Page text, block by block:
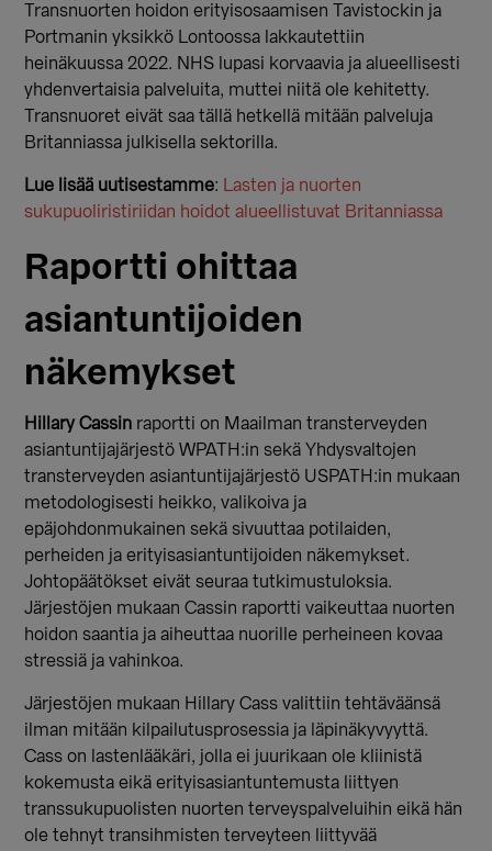
Transnuorten hoidon erityisosaamisen Tavistockin ja
Portmanin yksikkö Lontoossa lakkautettiin
heinäkuussa 2022. NHS lupasi korvaavia ja alueellisesti
yhdenvertaisia palveluita, muttei niitä ole kehitetty.
Transnuoret eivät saa tällä hetkellä mitään palveluja
Britanniassa julkisella sektorilla.
Lue lisää uutisestamme:
Lasten ja nuorten
sukupuoliristiriidan hoidot alueellistuvat Britanniassa
Raportti ohittaa
asiantuntijoiden
näkemykset
Hillary Cassin raportti on Maailman transterveyden
asiantuntijajärjestö WPATH:in sekä Yhdysvaltojen
transterveyden asiantuntijajärjestö USPATH:in mukaan
metodologisesti heikko, valikoiva ja
epäjohdonmukainen sekä sivuuttaa potilaiden,
perheiden ja erityisasiantuntijoiden näkemykset.
Johtopäätökset eivät seuraa tutkimustuloksia.
Järjestöjen mukaan Cassin raportti vaikeuttaa nuorten
hoidon saantia ja aiheuttaa nuorille perheineen kovaa
stressiä ja vahinkoa.
Järjestöjen mukaan Hillary Cass valittiin tehtäväänsä
ilman mitään kilpailutusprosessia ja läpinäkyvyyttä.
Cass on lastenlääkäri, jolla ei juurikaan ole kliinistä
kokemusta eikä erityisasiantuntemusta liittyen
transsukupuolisten nuorten terveyspalveluihin eikä hän
ole tehnyt transihmisten terveyteen liittyvää